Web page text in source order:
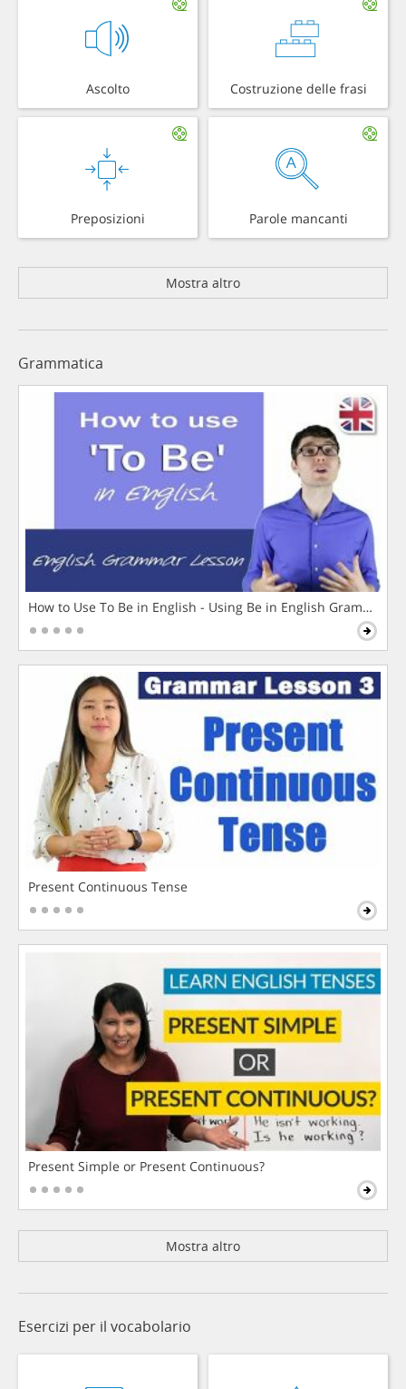
Ascolto Costruzione delle frasi
Preposizioni Parole mancanti
Mostra altro
Grammatica
How to Use To Be in English - Using Be in English Grammar
Present Continuous Tense
Present Simple or Present Continuous?
Mostra altro
Esercizi per il vocabolario